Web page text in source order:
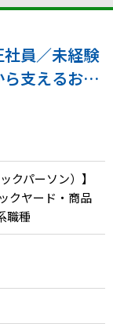
員／未経験
支えるお仕
す！｜atGP
クパーソン）】
クヤード・商品
職種